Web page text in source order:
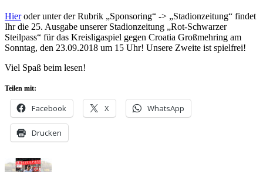
Hieroder unter der Rubrik „Sponsoring“ -> „Stadionzeitung“ findet
Ihr die 25. Ausgabe unserer Stadionzeitung „Rot-Schwarzer
Steilpass“ für das Kreisligaspiel gegen Croatia Großmehring am
Sonntag, den 23.09.2018 um 15 Uhr! Unsere Zweite ist spielfrei!
Viel Spaß beim lesen!
Teilen mit:
Facebook X WhatsApp
Drucken